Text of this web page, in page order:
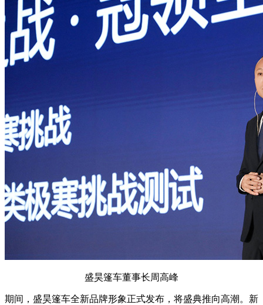
盛昊篷车董事长周高峰
期间，盛昊篷车全新品牌形象正式发布，将盛典推向高潮。新